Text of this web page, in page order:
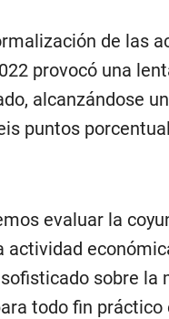
de las
provocó una
alcanzándose
puntos
evaluar la
sobre la
todo fin práctico